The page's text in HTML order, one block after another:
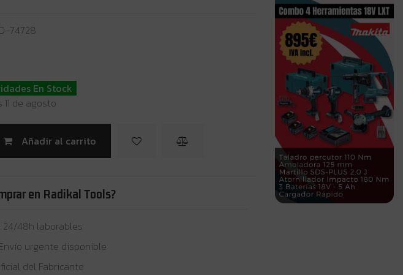
74728
En Stock
de agosto
Añadir al carrito
en Radikal Tools?
24/48h laborables
urgente disponible
del Fabricante